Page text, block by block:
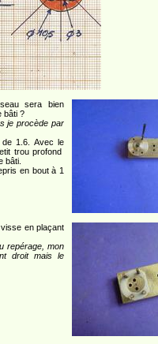
sera bien
bâti ?
je procède par
1.6. Avec le
trou profond
bâti.
en bout à 1
en plaçant
repérage, mon
droit mais le